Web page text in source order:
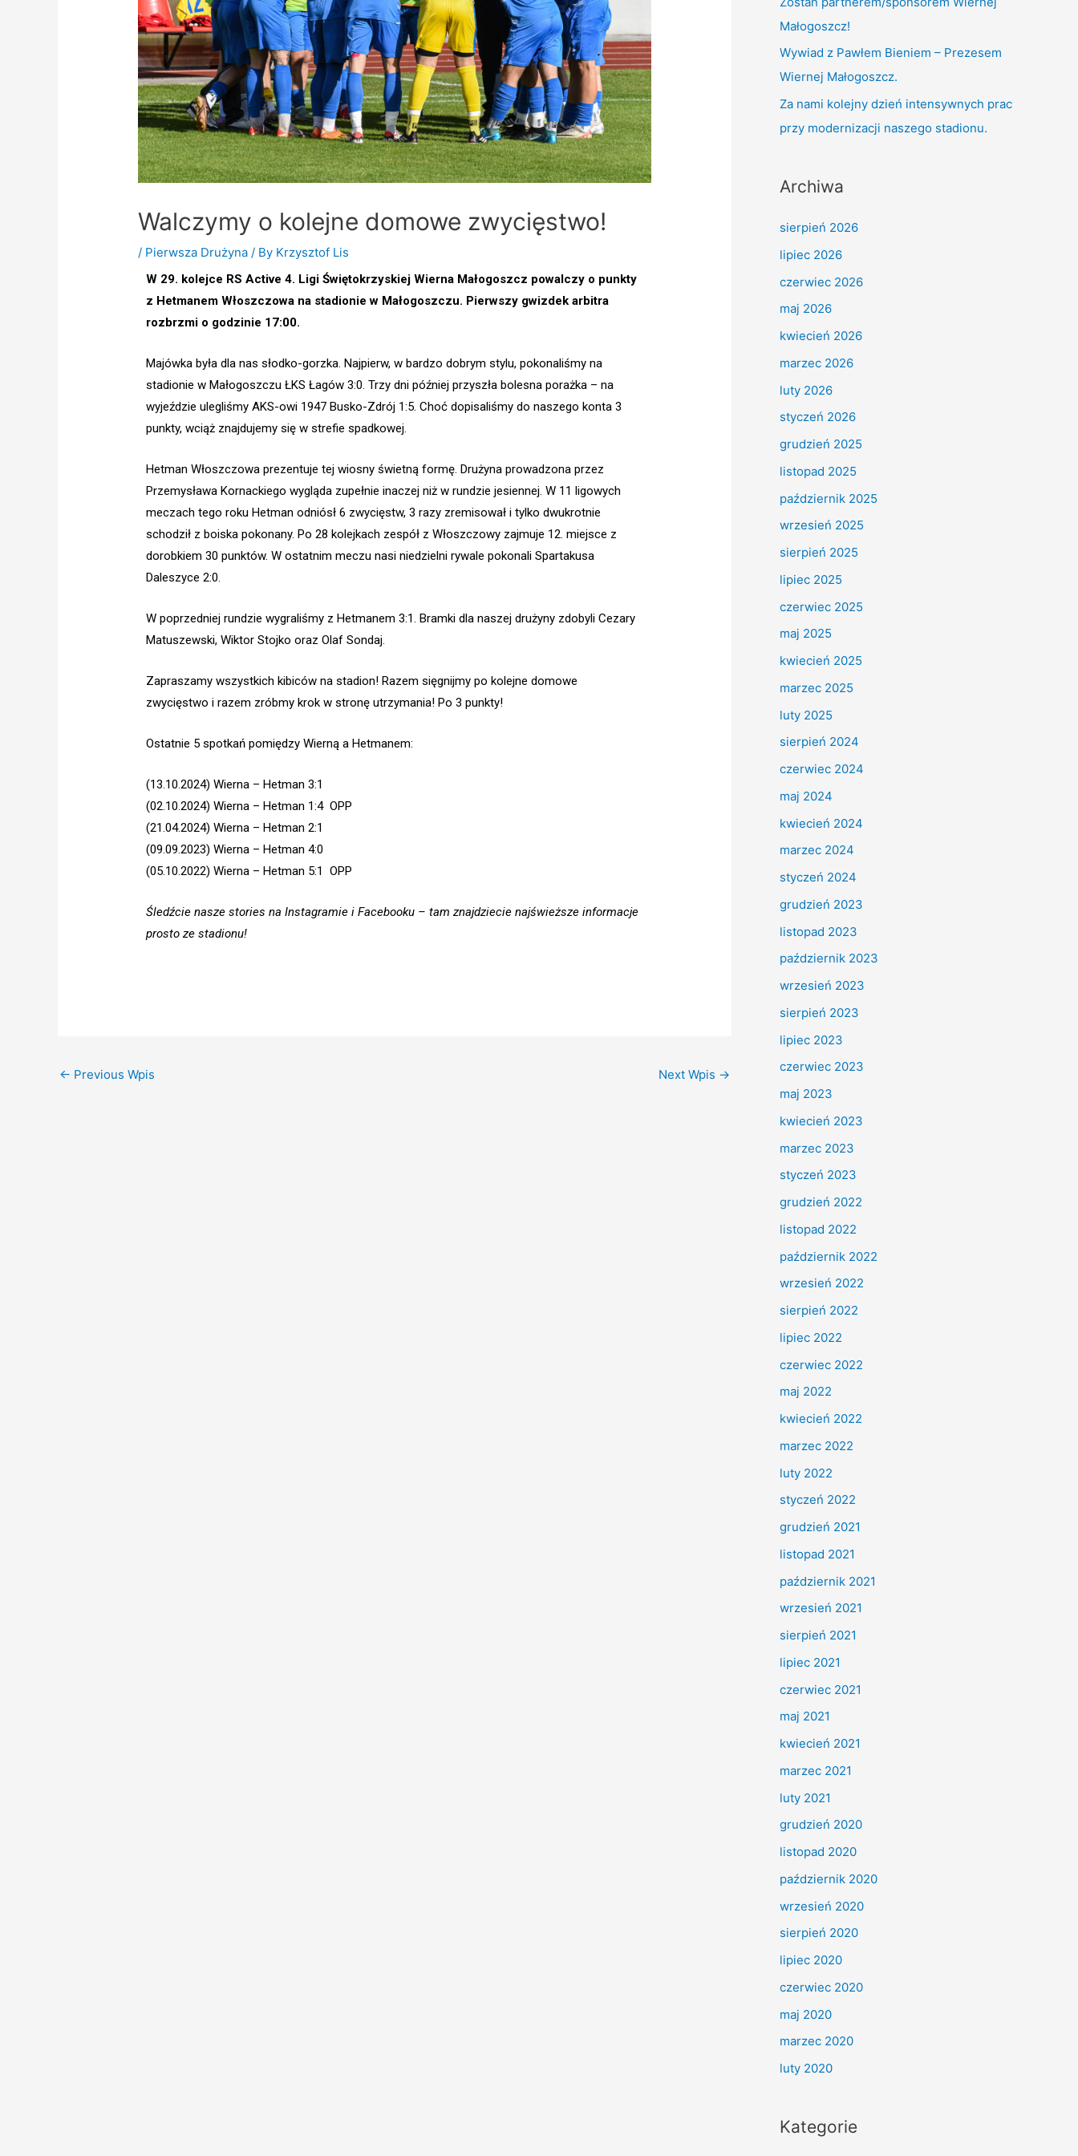
Walczymy o kolejne domowe zwycięstwo!
/ Pierwsza Drużyna / By Krzysztof Lis
W 29. kolejce RS Active 4. Ligi Świętokrzyskiej Wierna Małogoszcz powalczy o punkty
z Hetmanem Włoszczowa na stadionie w Małogoszczu. Pierwszy gwizdek arbitra
rozbrzmi o godzinie 17:00.
Majówka była dla nas słodko-gorzka. Najpierw, w bardzo dobrym stylu, pokonaliśmy na
stadionie w Małogoszczu ŁKS Łagów 3:0. Trzy dni później przyszła bolesna porażka – na
wyjeździe ulegliśmy AKS-owi 1947 Busko-Zdrój 1:5. Choć dopisaliśmy do naszego konta 3
punkty, wciąż znajdujemy się w strefie spadkowej.
Hetman Włoszczowa prezentuje tej wiosny świetną formę. Drużyna prowadzona przez
Przemysława Kornackiego wygląda zupełnie inaczej niż w rundzie jesiennej. W 11 ligowych
meczach tego roku Hetman odniósł 6 zwycięstw, 3 razy zremisował i tylko dwukrotnie
schodził z boiska pokonany. Po 28 kolejkach zespół z Włoszczowy zajmuje 12. miejsce z
dorobkiem 30 punktów. W ostatnim meczu nasi niedzielni rywale pokonali Spartakusa
Daleszyce 2:0.
W poprzedniej rundzie wygraliśmy z Hetmanem 3:1. Bramki dla naszej drużyny zdobyli Cezary
Matuszewski, Wiktor Stojko oraz Olaf Sondaj.
Zapraszamy wszystkich kibiców na stadion! Razem sięgnijmy po kolejne domowe
zwycięstwo i razem zróbmy krok w stronę utrzymania! Po 3 punkty!
Ostatnie 5 spotkań pomiędzy Wierną a Hetmanem:
(13.10.2024) Wierna – Hetman 3:1
(02.10.2024) Wierna – Hetman 1:4 OPP
(21.04.2024) Wierna – Hetman 2:1
(09.09.2023) Wierna – Hetman 4:0
(05.10.2022) Wierna – Hetman 5:1 OPP
Śledźcie nasze stories na Instagramie i Facebooku – tam znajdziecie najświeższe informacje
prosto ze stadionu!
← Previous Wpis Next Wpis →
Małogoszcz!
Wywiad z Pawłem Bieniem – Prezesem
Wiernej Małogoszcz.
Za nami kolejny dzień intensywnych prac
przy modernizacji naszego stadionu.
Archiwa
sierpień 2026
lipiec 2026
czerwiec 2026
maj 2026
kwiecień 2026
marzec 2026
luty 2026
styczeń 2026
grudzień 2025
listopad 2025
październik 2025
wrzesień 2025
sierpień 2025
lipiec 2025
czerwiec 2025
maj 2025
kwiecień 2025
marzec 2025
luty 2025
sierpień 2024
czerwiec 2024
maj 2024
kwiecień 2024
marzec 2024
styczeń 2024
grudzień 2023
listopad 2023
październik 2023
wrzesień 2023
sierpień 2023
lipiec 2023
czerwiec 2023
maj 2023
kwiecień 2023
marzec 2023
styczeń 2023
grudzień 2022
listopad 2022
październik 2022
wrzesień 2022
sierpień 2022
lipiec 2022
czerwiec 2022
maj 2022
kwiecień 2022
marzec 2022
luty 2022
styczeń 2022
grudzień 2021
listopad 2021
październik 2021
wrzesień 2021
sierpień 2021
lipiec 2021
czerwiec 2021
maj 2021
kwiecień 2021
marzec 2021
luty 2021
grudzień 2020
listopad 2020
październik 2020
wrzesień 2020
sierpień 2020
lipiec 2020
czerwiec 2020
maj 2020
marzec 2020
luty 2020
Kategorie